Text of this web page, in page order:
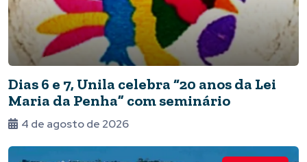
Dias 6 e 7, Unila celebra “20 anos da Lei
Maria da Penha” com seminário
4 de agosto de 2026